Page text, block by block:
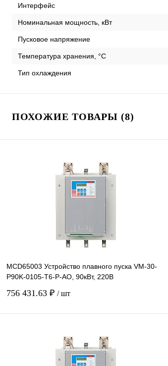
Интерфейс
Номинальная мощность, кВт
Пусковое напряжение
Температура хранения, °С
Тип охлаждения
ПОХОЖИЕ ТОВАРЫ (8)
MCD65003 Устройство плавного пуска VM-30-
P90K-0105-T6-P-AO, 90кВт, 220В
756 431.63 ₽ / шт
Купить в 1 клик Сравнение